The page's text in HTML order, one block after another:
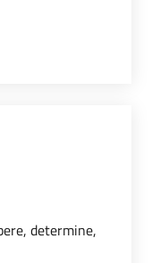
PRETORIO
determine,